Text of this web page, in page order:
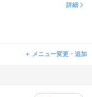
詳細
＋ メニュー変更・追加